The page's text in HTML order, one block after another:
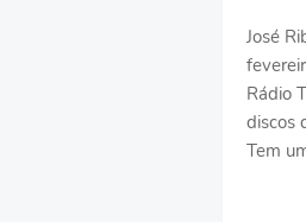
José
Rádio
discos
Tem